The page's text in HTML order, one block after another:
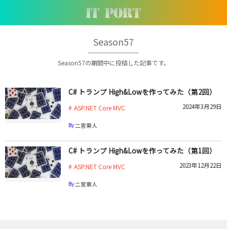
Season57
Season57の期間中に投稿した記事です。
C# トランプ High&Lowを作ってみた（第2回）
ASP.NET Core MVC 2024年3月29日
By二宮崇人
C# トランプ High&Lowを作ってみた（第1回）
ASP.NET Core MVC 2023年12月22日
By二宮崇人